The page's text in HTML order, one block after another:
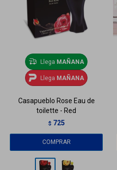
Llega MAÑANA
Llega MAÑANA
Casapueblo Rose Eau de
toilette - Red
$ 725